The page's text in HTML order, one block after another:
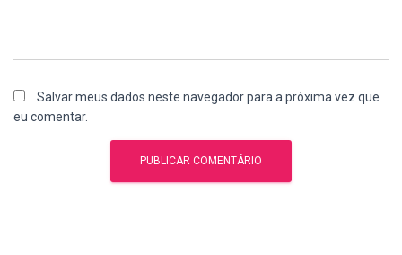
Salvar meus dados neste navegador para a próxima vez que
eu comentar.